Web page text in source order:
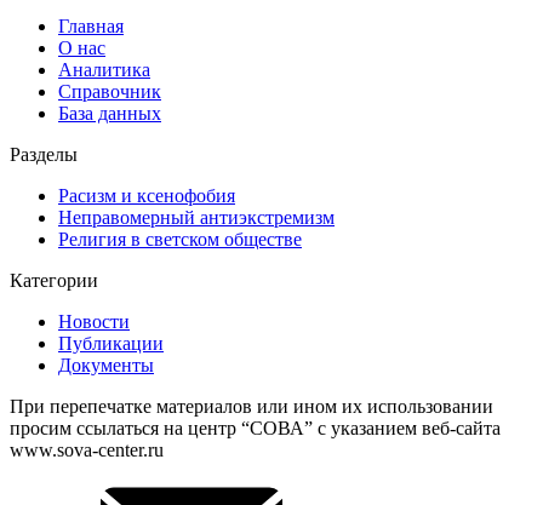
Главная
О нас
Аналитика
Справочник
База данных
Разделы
Расизм и ксенофобия
Неправомерный антиэкстремизм
Религия в светском обществе
Категории
Новости
Публикации
Документы
При перепечатке материалов или ином их использовании
просим ссылаться на центр “СОВА” с указанием веб-сайта
www.sova-center.ru